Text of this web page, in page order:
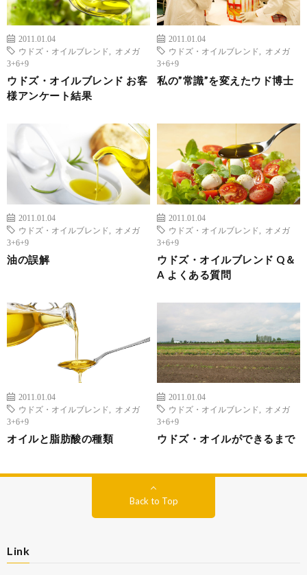
2011.01.04
ウドズ・オイルブレンド
オメガ
3+6+9
ウドズ・オイルブレンド お客
様アンケート結果
2011.01.04
ウドズ・オイルブレンド
オメガ
3+6+9
私の”常識”を変えたウド博士
2011.01.04
ウドズ・オイルブレンド
オメガ
3+6+9
油の誤解
2011.01.04
ウドズ・オイルブレンド
オメガ
3+6+9
ウドズ・オイルブレンド Q＆
A よくある質問
2011.01.04
ウドズ・オイルブレンド
オメガ
3+6+9
オイルと脂肪酸の種類
2011.01.04
ウドズ・オイルブレンド
オメガ
3+6+9
ウドズ・オイルができるまで
Back to Top
Link